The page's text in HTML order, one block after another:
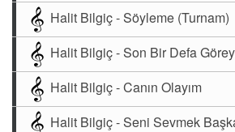
Halit Bilgiç - Söyleme (Turnam)
Halit Bilgiç - Son Bir Defa
Halit Bilgiç - Canın Olayım
Halit Bilgiç - Seni Sevmek